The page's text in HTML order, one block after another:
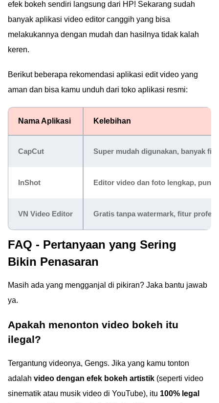
efek bokeh sendiri langsung dari HP! Sekarang sudah
banyak aplikasi video editor canggih yang bisa
melakukannya dengan mudah dan hasilnya tidak kalah
keren.
Berikut beberapa rekomendasi aplikasi edit video yang
aman dan bisa kamu unduh dari toko aplikasi resmi:
Nama Aplikasi Kelebihan
CapCut Super mudah digunakan, banyak
InShot Editor video dan foto lengkap,
VN Video Editor Gratis tanpa watermark, fitur
FAQ - Pertanyaan yang Sering
Bikin Penasaran
Masih ada yang mengganjal di pikiran? Jaka bantu jawab
ya.
Apakah menonton video bokeh itu
ilegal?
Tergantung videonya, Gengs. Jika yang kamu tonton
adalah video dengan efek bokeh artistik (seperti video
sinematik atau musik video di YouTube), itu 100% legal